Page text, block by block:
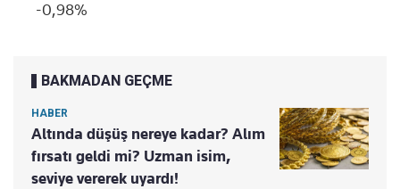
-0,98%
BAKMADAN GEÇME
HABER
Altında düşüş nereye kadar? Alım
fırsatı geldi mi? Uzman isim,
seviye vererek uyardı!